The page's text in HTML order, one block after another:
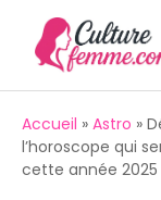
contenu
Accueil » Astro »
l’horoscope qui
cette année 2025